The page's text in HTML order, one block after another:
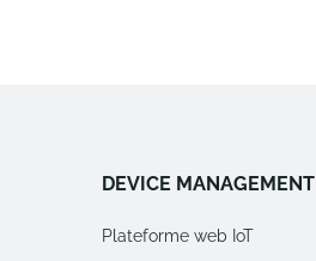
DEVICE MANAGEMENT
Plateforme web IoT